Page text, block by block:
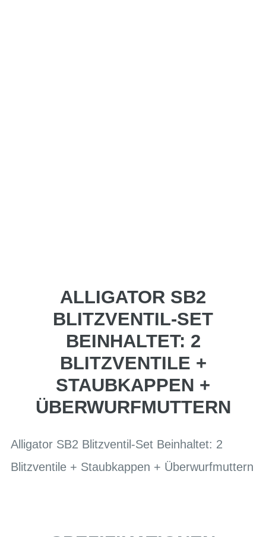
ALLIGATOR SB2
BLITZVENTIL-SET
BEINHALTET: 2
BLITZVENTILE +
STAUBKAPPEN +
ÜBERWURFMUTTERN
Alligator SB2 Blitzventil-Set Beinhaltet: 2
Blitzventile + Staubkappen + Überwurfmuttern